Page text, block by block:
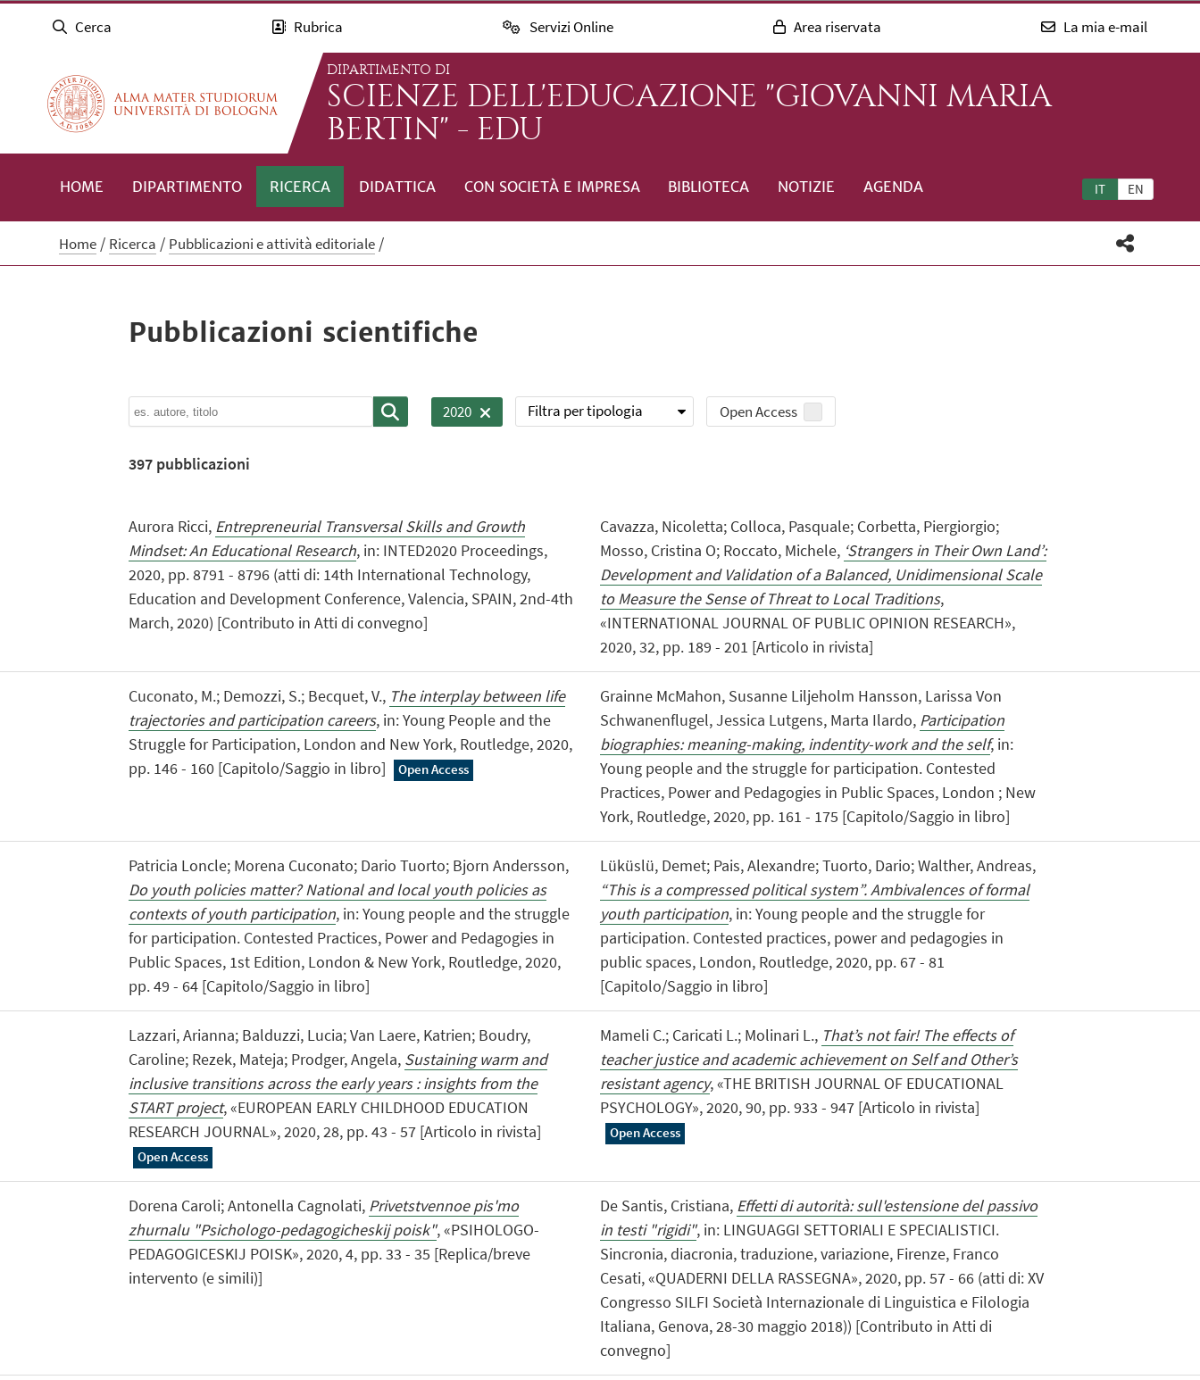
Cerca Rubrica Servizi Online Area riservata La mia e-mail
DIPARTIMENTO DI
SCIENZE DELL'EDUCAZIONE "GIOVANNI MARIA
BERTIN" - EDU
IT EN
HOME DIPARTIMENTO RICERCA DIDATTICA CON SOCIETÀ E IMPRESA BIBLIOTECA NOTIZIE AGENDA
Home Ricerca Pubblicazioni e attività editoriale
Pubblicazioni scientifiche
2020 Filtra per tipologia Open Access
397pubblicazioni
Aurora Ricci, Entrepreneurial Transversal Skills and Growth
Mindset: An Educational Research, in: INTED2020 Proceedings,
2020, pp. 8791 - 8796 (atti di: 14th International Technology,
Education and Development Conference, Valencia, SPAIN, 2nd-4th
March, 2020) [Contributo in Atti di convegno]
Cavazza, Nicoletta; Colloca, Pasquale; Corbetta, Piergiorgio;
Mosso, Cristina O; Roccato, Michele, ‘Strangers in Their Own Land’:
Development and Validation of a Balanced, Unidimensional Scale
to Measure the Sense of Threat to Local Traditions,
«INTERNATIONAL JOURNAL OF PUBLIC OPINION RESEARCH»,
2020, 32, pp. 189 - 201 [Articolo in rivista]
Cuconato, M.; Demozzi, S.; Becquet, V., The interplay between life
trajectories and participation careers, in: Young People and the
Struggle for Participation, London and New York, Routledge, 2020,
pp. 146 - 160 [Capitolo/Saggio in libro]
Open Access
Grainne McMahon, Susanne Liljeholm Hansson, Larissa Von
Schwanenflugel, Jessica Lutgens, Marta Ilardo, Participation
biographies: meaning-making, indentity-work and the self, in:
Young people and the struggle for participation. Contested
Practices, Power and Pedagogies in Public Spaces, London ; New
York, Routledge, 2020, pp. 161 - 175 [Capitolo/Saggio in libro]
Patricia Loncle; Morena Cuconato; Dario Tuorto; Bjorn Andersson,
Do youth policies matter? National and local youth policies as
contexts of youth participation, in: Young people and the struggle
for participation. Contested Practices, Power and Pedagogies in
Public Spaces, 1st Edition, London & New York, Routledge, 2020,
pp. 49 - 64 [Capitolo/Saggio in libro]
Lüküslü, Demet; Pais, Alexandre; Tuorto, Dario; Walther, Andreas,
“This is a compressed political system”. Ambivalences of formal
youth participation, in: Young people and the struggle for
participation. Contested practices, power and pedagogies in
public spaces, London, Routledge, 2020, pp. 67 - 81
[Capitolo/Saggio in libro]
Lazzari, Arianna; Balduzzi, Lucia; Van Laere, Katrien; Boudry,
Caroline; Rezek, Mateja; Prodger, Angela, Sustaining warm and
inclusive transitions across the early years : insights from the
START project, «EUROPEAN EARLY CHILDHOOD EDUCATION
RESEARCH JOURNAL», 2020, 28, pp. 43 - 57 [Articolo in rivista]
Open Access
Mameli C.; Caricati L.; Molinari L., That’s not fair! The effects of
teacher justice and academic achievement on Self and Other’s
resistant agency, «THE BRITISH JOURNAL OF EDUCATIONAL
PSYCHOLOGY», 2020, 90, pp. 933 - 947 [Articolo in rivista]
Open Access
Dorena Caroli; Antonella Cagnolati, Privetstvennoe pis'mo
zhurnalu "Psichologo-pedagogicheskij poisk", «PSIHOLOGO-
PEDAGOGICESKIJ POISK», 2020, 4, pp. 33 - 35 [Replica/breve
intervento (e simili)]
De Santis, Cristiana, Effetti di autorità: sull'estensione del passivo
in testi "rigidi", in: LINGUAGGI SETTORIALI E SPECIALISTICI.
Sincronia, diacronia, traduzione, variazione, Firenze, Franco
Cesati, «QUADERNI DELLA RASSEGNA», 2020, pp. 57 - 66 (atti di: XV
Congresso SILFI Società Internazionale di Linguistica e Filologia
Italiana, Genova, 28-30 maggio 2018)) [Contributo in Atti di
convegno]